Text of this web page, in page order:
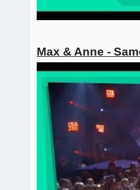
Max & Anne -